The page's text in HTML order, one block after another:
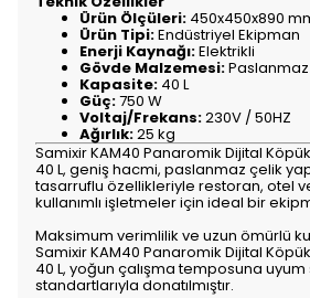
Ürün Ölçüleri: 450x450x890
Ürün Tipi:Endüstriyel Ekipman
Enerji Kaynağı:Elektrikli
Gövde Malzemesi:
Kapasite: 40 L
Güç:750 W
Voltaj/Frekans:230V / 50HZ
Ağırlık:25 kg
Samixir KAM40 Panaromik Dijital
40 L, geniş hacmi, paslanmaz çelik
tasarruflu özellikleriyle restoran, otel
kullanımlı işletmeler için ideal bir
Maksimum verimlilik ve uzun ömürlü
Samixir KAM40 Panaromik Dijital
40 L, yoğun çalışma temposuna
standartlarıyla donatılmıştır.